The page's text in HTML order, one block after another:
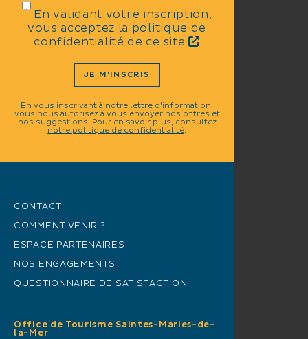
En validant votre inscription,
vous acceptez la politique de
confidentialité de ce site
JE M'INSCRIS
En vous inscrivant à notre lettre d'information,
vous nous autorisez à vous envoyer nos offres et
nos suggestions. Pour en savoir plus, consultez
notre politique de confidentialité.
CONTACT
COMMENT VENIR ?
ESPACE PARTENAIRES
NOS ENGAGEMENTS
QUESTIONNAIRE DE SATISFACTION
Office de Tourisme Saintes-Maries-de-
la-Mer